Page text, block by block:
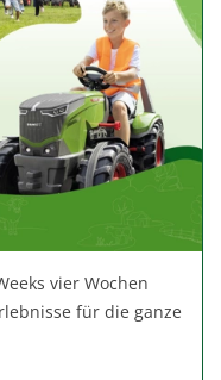
vier Wochen
für die ganze